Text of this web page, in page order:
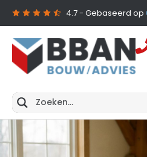
4.7- Gebaseerd op